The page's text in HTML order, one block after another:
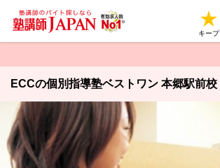
キープ
ECCの個別指導塾ベストワン 本郷駅前校